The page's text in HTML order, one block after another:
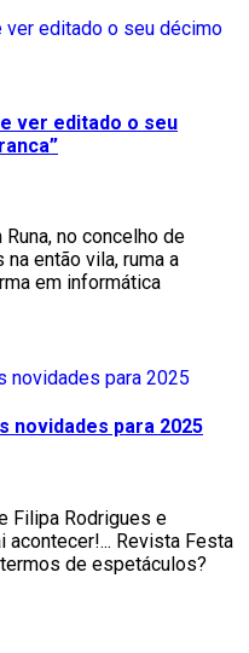
ver editado o seu
no concelho de
então vila, ruma a
em informática
novidades para 2025
Filipa Rodrigues e
acontecer!... Revista Festa
de espetáculos?